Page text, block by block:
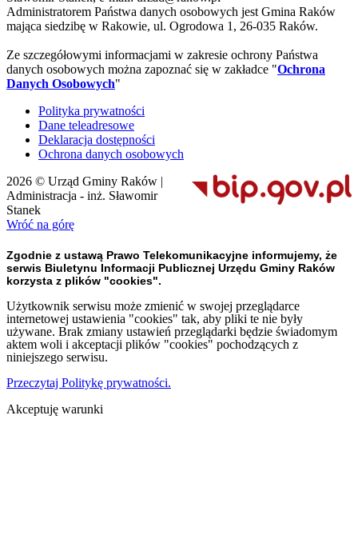
Administratorem Państwa danych osobowych jest Gmina Raków
mająca siedzibę w Rakowie, ul. Ogrodowa 1, 26-035 Raków.
Ze szczegółowymi informacjami w zakresie ochrony Państwa
danych osobowych można zapoznać się w zakładce "Ochrona
Danych Osobowych"
Polityka prywatności
Dane teleadresowe
Deklaracja dostępności
Ochrona danych osobowych
2026 © Urząd Gminy Raków |
Administracja - inż. Sławomir
Stanek
Wróć na górę
Zgodnie z ustawą Prawo Telekomunikacyjne informujemy, że
serwis Biuletynu Informacji Publicznej Urzędu Gminy Raków
korzysta z plików "cookies".
Użytkownik serwisu może zmienić w swojej przeglądarce
internetowej ustawienia "cookies" tak, aby pliki te nie były
używane. Brak zmiany ustawień przeglądarki będzie świadomym
aktem woli i akceptacji plików "cookies" pochodzących z
niniejszego serwisu.
Przeczytaj Politykę prywatności.
Akceptuję warunki